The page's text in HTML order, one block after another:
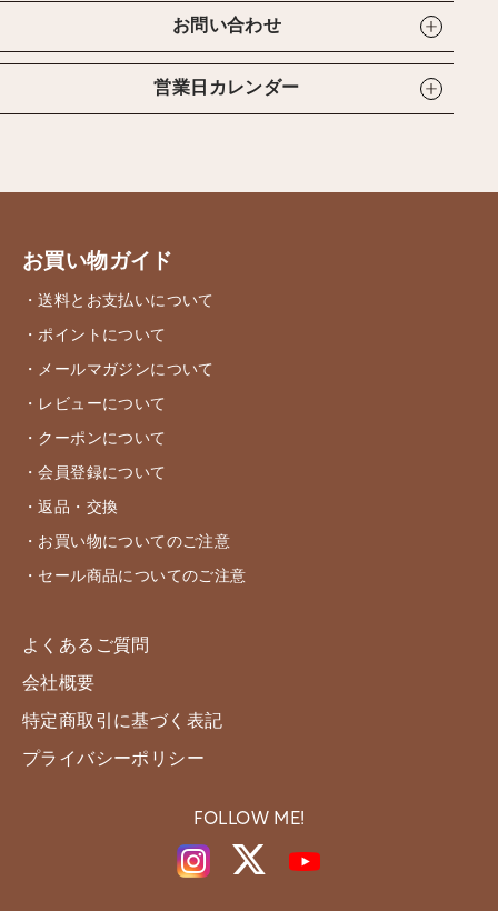
お問い合わせ
営業日カレンダー
お買い物ガイド
・送料とお支払いについて
・ポイントについて
・メールマガジンについて
・レビューについて
・クーポンについて
・会員登録について
・返品・交換
・お買い物についてのご注意
・セール商品についてのご注意
よくあるご質問
会社概要
特定商取引に基づく表記
プライバシーポリシー
FOLLOW ME!